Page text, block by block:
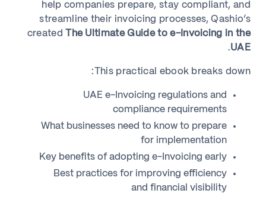
help companies prepare, stay compliant, and
streamline their invoicing processes, Qashio’s
created
The Ultimate Guide to e-Invoicing in the
UAE
.
This practical ebook breaks down:
UAE e-Invoicing regulations and
compliance requirements
What businesses need to know to prepare
for implementation
Key benefits of adopting e-Invoicing early
Best practices for improving efficiency
and financial visibility